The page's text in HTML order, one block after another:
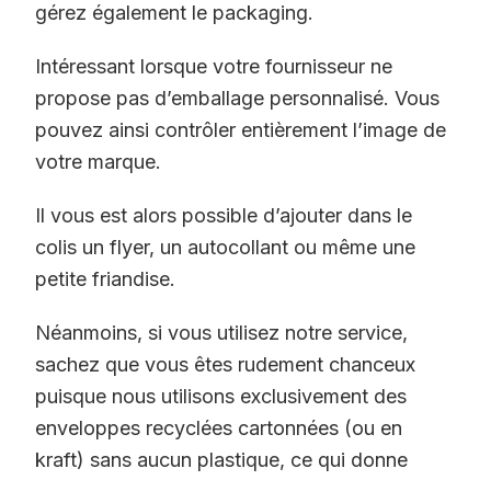
gérez également le packaging.
Intéressant lorsque votre fournisseur ne
propose pas d’emballage personnalisé. Vous
pouvez ainsi contrôler entièrement l’image de
votre marque.
Il vous est alors possible d’ajouter dans le
colis un flyer, un autocollant ou même une
petite friandise.
Néanmoins, si vous utilisez notre service,
sachez que vous êtes rudement chanceux
puisque nous utilisons exclusivement des
enveloppes recyclées cartonnées (ou en
kraft) sans aucun plastique, ce qui donne